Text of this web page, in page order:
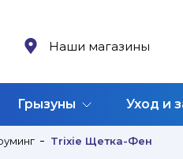
Наши магазины
Грызуны Уход и
Trixie Щетка-Фен